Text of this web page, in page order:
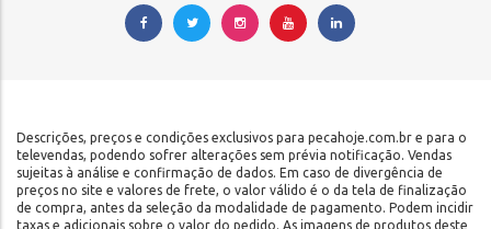
Descrições, preços e condições exclusivos para pecahoje.com.br e para o
televendas, podendo sofrer alterações sem prévia notificação. Vendas
sujeitas à análise e confirmação de dados. Em caso de divergência de
preços no site e valores de frete, o valor válido é o da tela de finalização
de compra, antes da seleção da modalidade de pagamento. Podem incidir
taxas e adicionais sobre o valor do pedido. As imagens de produtos deste